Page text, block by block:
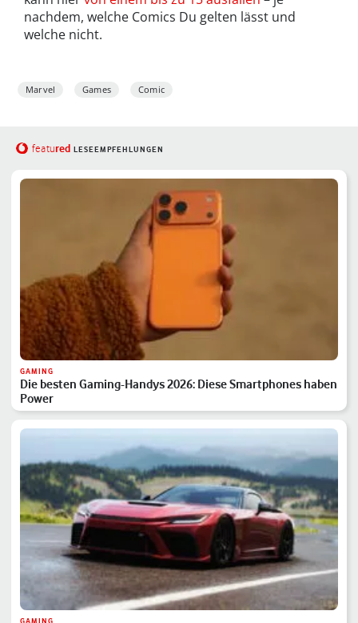
nachdem, welche Comics Du gelten lässt und
welche nicht.
Marvel Games Comic
featured LESEEMPFEHLUNGEN
GAMING
Die besten Gaming-Handys 2026: Diese Smartphones haben
Power
GAMING